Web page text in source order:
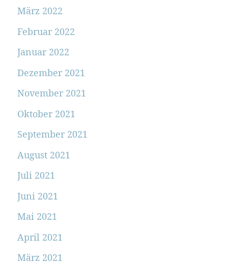
März 2022
Februar 2022
Januar 2022
Dezember 2021
November 2021
Oktober 2021
September 2021
August 2021
Juli 2021
Juni 2021
Mai 2021
April 2021
März 2021